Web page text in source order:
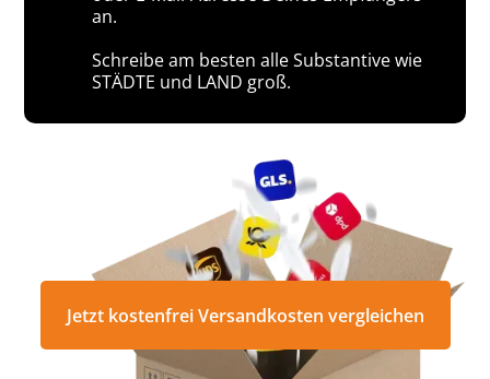
an.
Schreibe am besten alle Substantive wie
STÄDTE und LAND groß.
Jetzt kostenfrei Versandkosten vergleichen